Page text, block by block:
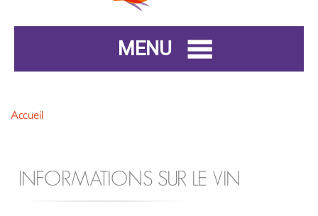
MENU
Accueil
INFORMATIONS SUR LE VIN